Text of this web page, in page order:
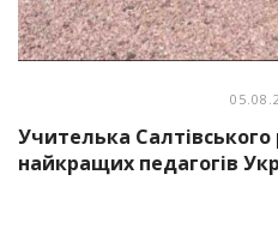
Учителька
найкращих педагогів